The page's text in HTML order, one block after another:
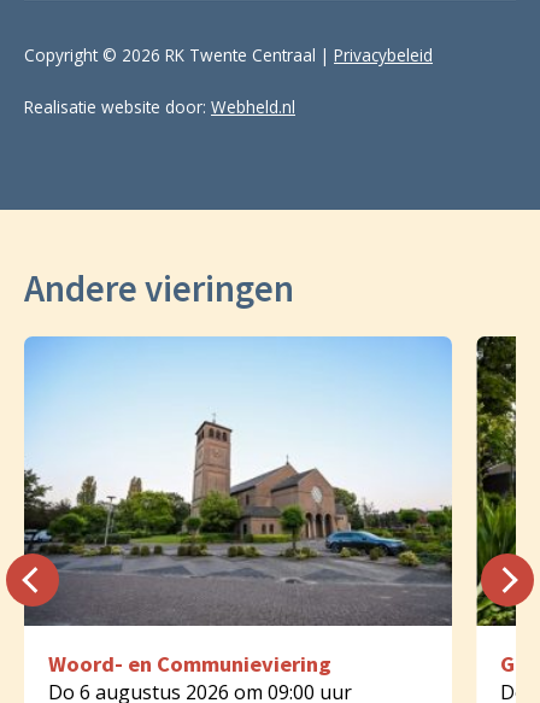
Copyright © 2026 RK Twente Centraal | Privacybeleid
Realisatie website door: Webheld.nl
Andere vieringen
Woord- en Communieviering
Do 6 augustus 2026 om 09:00 uur Do